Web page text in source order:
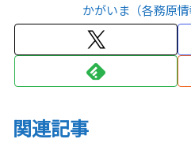
かがいま（各務原
関連記事